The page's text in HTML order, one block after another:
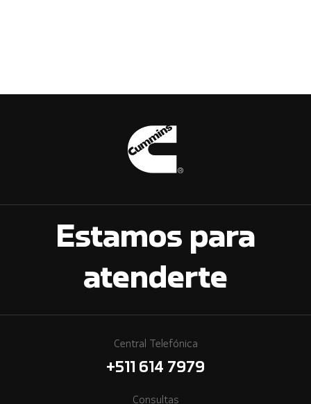
Estamos para
atenderte
Central Telefónica
+511 614 7979
Consultas